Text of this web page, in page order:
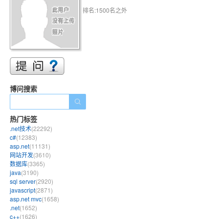
排名:1500名之外
博问搜索
热门标签
.net技术(22292)
c#(12383)
asp.net(11131)
网站开发(3610)
数据库(3365)
java(3190)
sql server(2920)
javascript(2871)
asp.net mvc(1658)
.net(1652)
c++(1626)